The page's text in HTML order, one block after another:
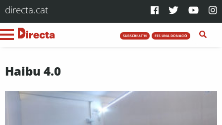
directa.cat
SUBSCRIU-T'HI FES UNA DONACIÓ
Haibu 4.0